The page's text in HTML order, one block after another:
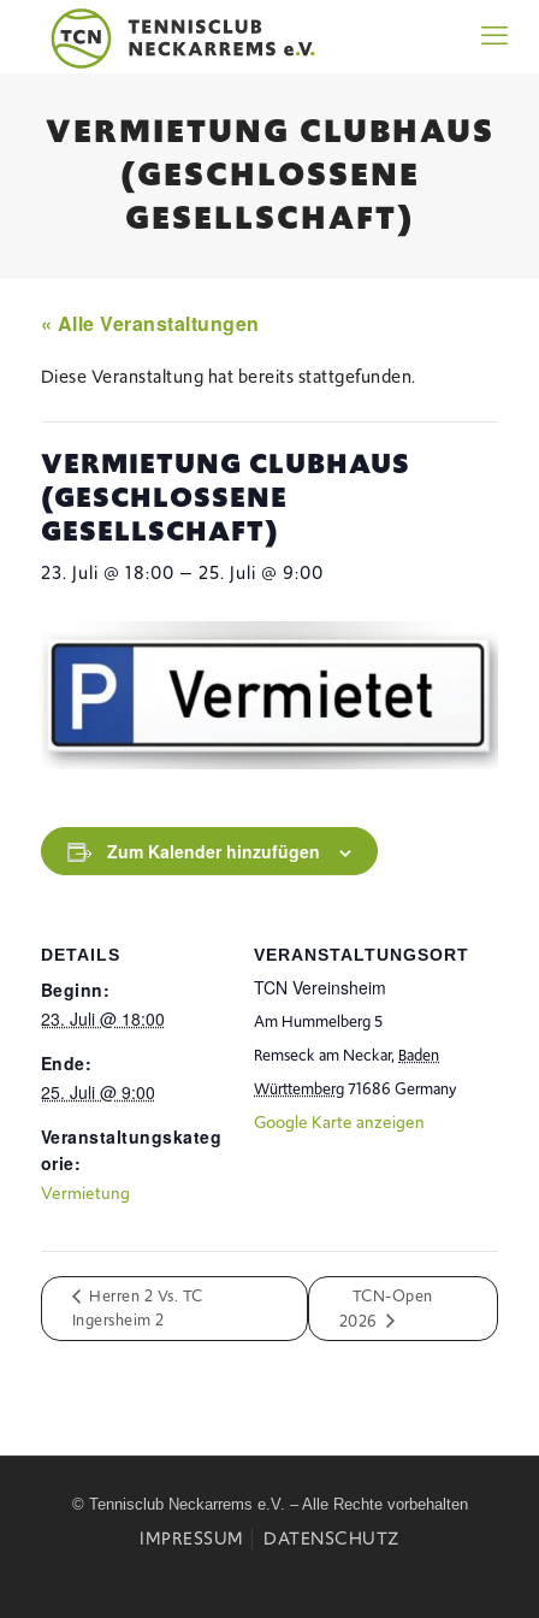
VERMIETUNG CLUBHAUS
(GESCHLOSSENE
GESELLSCHAFT)
« Alle Veranstaltungen
Diese Veranstaltung hat bereits stattgefunden.
VERMIETUNG CLUBHAUS
(GESCHLOSSENE
GESELLSCHAFT)
23. Juli @ 18:00 – 25. Juli @ 9:00
Zum Kalender hinzufügen
DETAILS
Beginn:
23. Juli @ 18:00
Ende:
25. Juli @ 9:00
Veranstaltungskateg
orie:
Vermietung
VERANSTALTUNGSORT
TCN Vereinsheim
Am Hummelberg 5
Remseck am Neckar, Baden
Württemberg71686 Germany
Google Karte anzeigen
Herren 2 Vs. TC
Ingersheim 2
TCN-Open
2026
© Tennisclub Neckarrems e.V. – Alle Rechte vorbehalten
IMPRESSUM DATENSCHUTZ